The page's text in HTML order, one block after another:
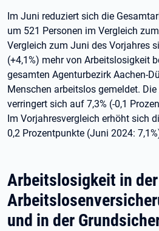
Im Juni reduziert sich die
um 521 Personen im Vergleich
Vergleich zum Juni des Vorjahres
(+4,1%) mehr von Arbeitslosigkeit
gesamten Agenturbezirk Aachen-
Menschen arbeitslos gemeldet.
verringert sich auf 7,3% (-0,1
Im Vorjahresvergleich erhöht sich
0,2 Prozentpunkte (Juni 2024:
Arbeitslosigkeit in der
und in der